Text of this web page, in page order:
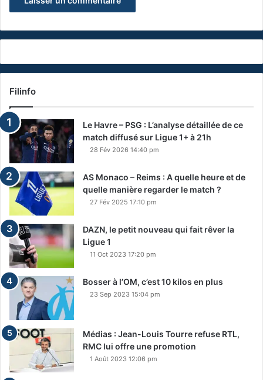
Filinfo
Le Havre – PSG : L’analyse détaillée de ce
match diffusé sur Ligue 1+ à 21h
28 Fév 2026 14:40 pm
AS Monaco – Reims : A quelle heure et de
quelle manière regarder le match ?
27 Fév 2025 17:10 pm
DAZN, le petit nouveau qui fait rêver la
Ligue 1
11 Oct 2023 17:20 pm
Bosser à l’OM, c’est 10 kilos en plus
23 Sep 2023 15:04 pm
Médias : Jean-Louis Tourre refuse RTL,
RMC lui offre une promotion
1 Août 2023 12:06 pm